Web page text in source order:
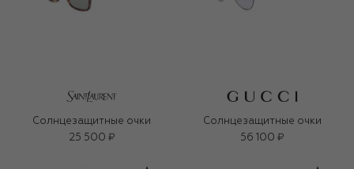
Солнцезащитные очки
25 500 ₽
Солнцезащитные очки
56 100 ₽